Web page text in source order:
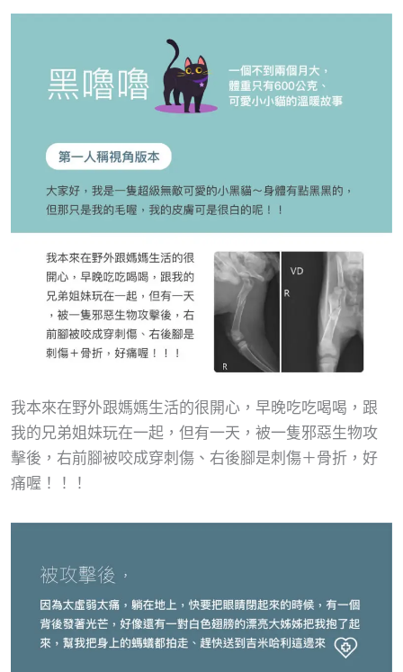
我本來在野外跟媽媽生活的很開心，早晚吃吃喝喝，跟
我的兄弟姐妹玩在一起，但有一天，被一隻邪惡生物攻
擊後，右前腳被咬成穿刺傷、右後腳是刺傷＋骨折，好
痛喔！！！